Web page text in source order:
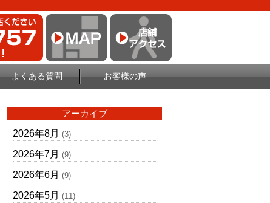
よくある質問 お客様の声
アーカイブ
2026年8月 (3)
2026年7月 (9)
2026年6月 (9)
2026年5月 (11)